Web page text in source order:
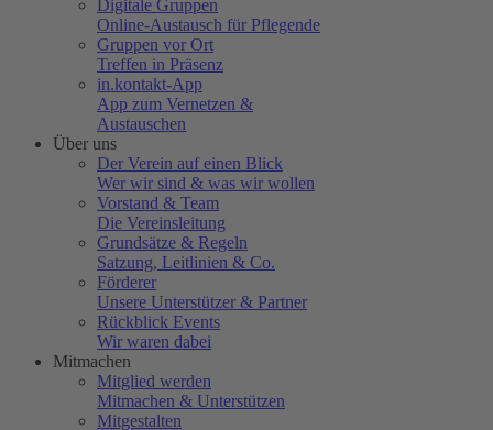
Digitale Gruppen
Online-Austausch für Pflegende
Gruppen vor Ort
Treffen in Präsenz
in.kontakt-App
App zum Vernetzen &
Austauschen
Über uns
Der Verein auf einen Blick
Wer wir sind & was wir wollen
Vorstand & Team
Die Vereinsleitung
Grundsätze & Regeln
Satzung, Leitlinien & Co.
Förderer
Unsere Unterstützer & Partner
Rückblick Events
Wir waren dabei
Mitmachen
Mitglied werden
Mitmachen & Unterstützen
Mitgestalten